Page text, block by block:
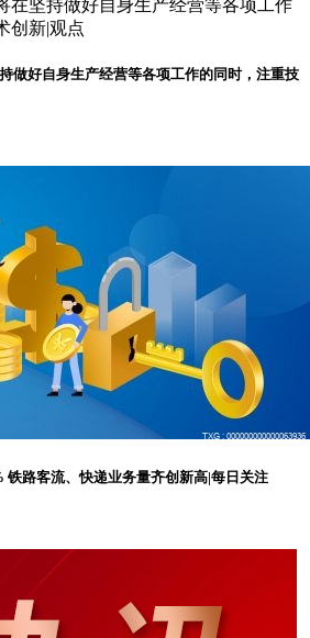
做好自身生产经营等各项工作的同时，注重技
铁路客流、快递业务量齐创新高|每日关注